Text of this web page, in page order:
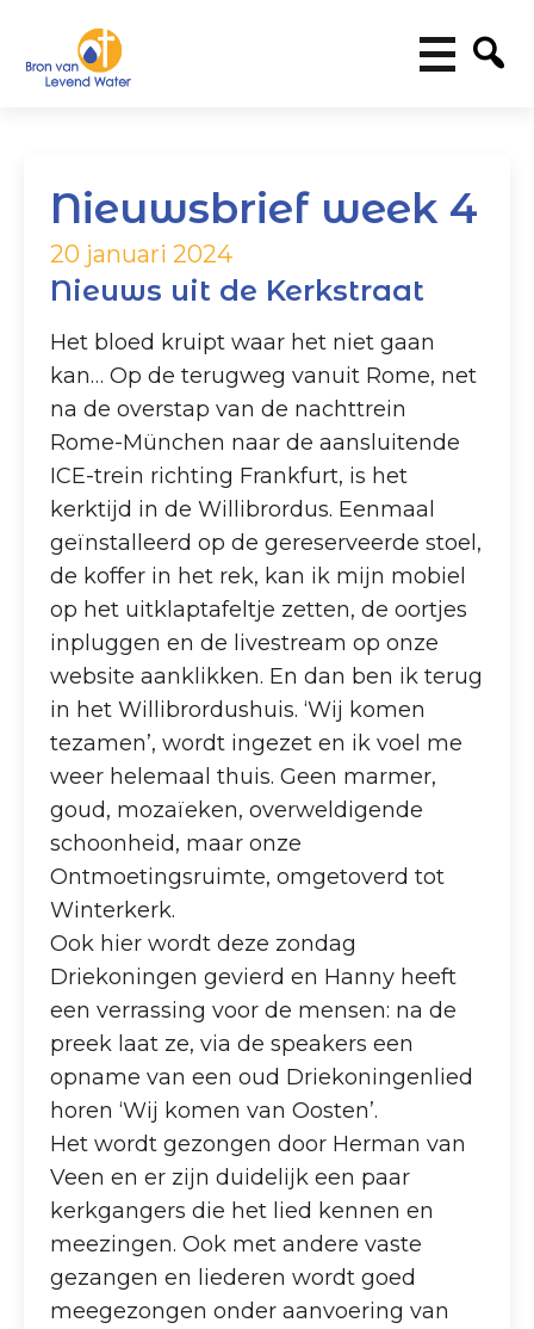
Nieuwsbrief week 4
20 januari 2024
Nieuws uit de Kerkstraat
Het bloed kruipt waar het niet gaan
kan… Op de terugweg vanuit Rome, net
na de overstap van de nachttrein
Rome-München naar de aansluitende
ICE-trein richting Frankfurt, is het
kerktijd in de Willibrordus. Eenmaal
geïnstalleerd op de gereserveerde stoel,
de koffer in het rek, kan ik mijn mobiel
op het uitklaptafeltje zetten, de oortjes
inpluggen en de livestream op onze
website aanklikken. En dan ben ik terug
in het Willibrordushuis. ‘Wij komen
tezamen’, wordt ingezet en ik voel me
weer helemaal thuis. Geen marmer,
goud, mozaïeken, overweldigende
schoonheid, maar onze
Ontmoetingsruimte, omgetoverd tot
Winterkerk.
Ook hier wordt deze zondag
Driekoningen gevierd en Hanny heeft
een verrassing voor de mensen: na de
preek laat ze, via de speakers een
opname van een oud Driekoningenlied
horen ‘Wij komen van Oosten’.
Het wordt gezongen door Herman van
Veen en er zijn duidelijk een paar
kerkgangers die het lied kennen en
meezingen. Ook met andere vaste
gezangen en liederen wordt goed
meegezongen onder aanvoering van